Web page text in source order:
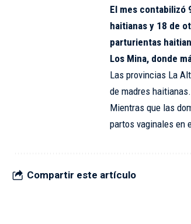
El mes contabilizó
haitianas y 18 de
parturientas
Los Mina, donde
Las provincias La
de madres haitianas.
Mientras que las
partos vaginales en
Compartir este artículo